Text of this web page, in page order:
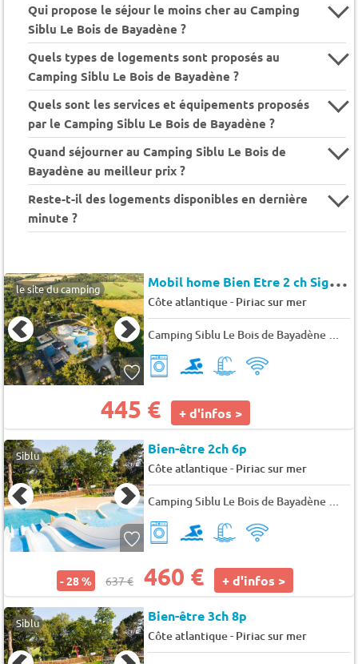
Qui propose le séjour le moins cher au Camping
Siblu Le Bois de Bayadène ?
Quels types de logements sont proposés au
Camping Siblu Le Bois de Bayadène ?
Quels sont les services et équipements proposés
par le Camping Siblu Le Bois de Bayadène ?
Quand séjourner au Camping Siblu Le Bois de
Bayadène au meilleur prix ?
Reste-t-il des logements disponibles en dernière
minute ?
le site du camping M
obil home Bien Etre 2 ch Signature sans clim 6 pers.
Côte atlantique- Piriac sur mer
445 € + d'infos >
Siblu Bien-être 2ch 6p
Côte atlantique- Piriac sur mer
Camping Siblu Le Bois de Bayadène
- 28 % 637 € 460 € + d'infos >
Siblu Bien-être 3ch 8p
Côte atlantique- Piriac sur mer